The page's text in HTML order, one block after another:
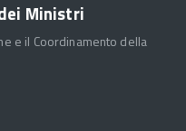
Ministri
e il Coordinamento della